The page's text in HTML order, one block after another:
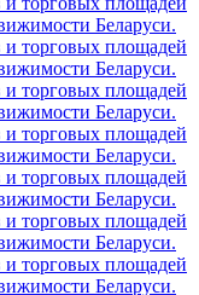
Беларуси.
и торговых площадей
Беларуси.
и торговых площадей
Беларуси.
и торговых площадей
Беларуси.
и торговых площадей
Беларуси.
и торговых площадей
Беларуси.
и торговых площадей
Беларуси.